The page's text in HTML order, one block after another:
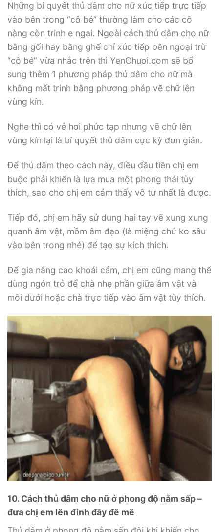
Những bí quyết thủ dâm cho nữ xúc tiếp trực tiếp
vào bên trong “cô bé” thường làm cho các cô
nàng còn trinh e ngại. Ngoài cách thủ dâm cho nữ
bằng gối hay bằng ghế chỉ xúc tiếp bên ngoại trừ
“cô bé” vừa nhắc trên thì YenChuoi.com sẽ bổ
sung thêm 1 phương pháp thủ dâm cho nữ mà
không mất trinh bằng phương pháp vẽ chữ lên
vùng kín.
Nghe thì có vẻ hơi phức tạp nhưng vẽ chữ lên
vùng kín lại là bí quyết thủ dâm cực kỳ đơn giản.
Để thủ dâm theo cách này, điều đầu tiên chị em
buộc phải khiến là lựa mua một phong thái tùy
thích, sao cho chị em cảm thấy vô tư nhất là được.
Tiếp đó, chị em hãy sử dụng hai tay vẽ xung xung
quanh âm vật, mồm âm đạo (là miệng chứ ko sâu
vào bên trong nhé) để tạo sự kích thích.
Để gia nâng cao khoái cảm, chị em cũng mang thể
dùng ngón trỏ để chà nhẹ phần giữa âm vật và
môi dưới hoặc chà trực tiếp vào âm vật tùy thích.
10. Cách thủ dâm cho nữ ở phong độ nằm sấp –
đưa chị em lên đỉnh đầy đê mê